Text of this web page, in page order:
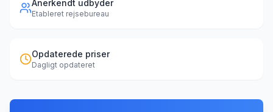
Anerkendt udbyder
Etableret rejsebureau
Opdaterede priser
Dagligt opdateret